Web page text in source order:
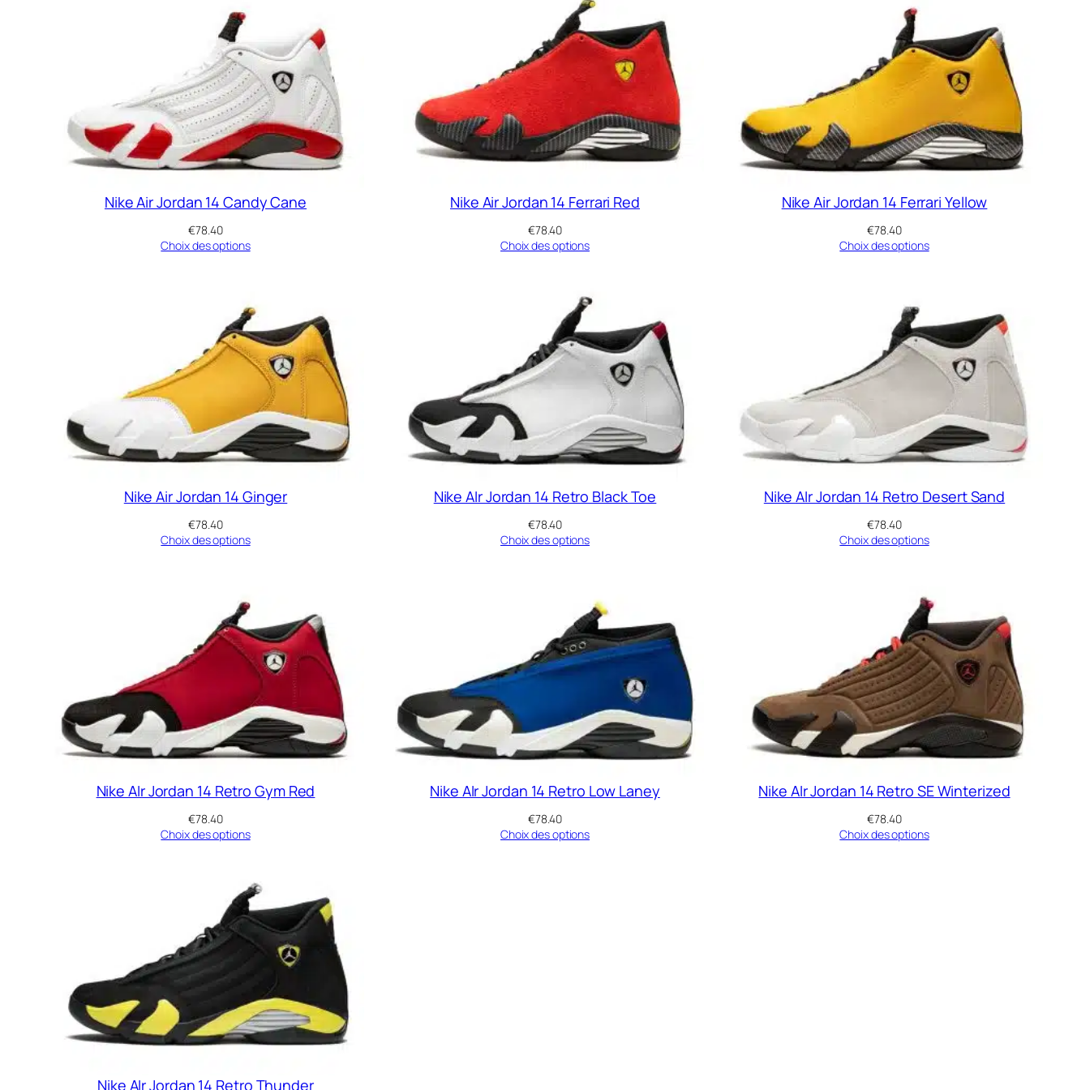
Nike Air Jordan 14 Candy Cane
€78.40
Choix des options
Nike Air Jordan 14 Ferrari Red
€78.40
Choix des options
Nike Air Jordan 14 Ferrari Yellow
€78.40
Choix des options
Nike Air Jordan 14 Ginger
€78.40
Choix des options
Nike AIr Jordan 14 Retro Black Toe
€78.40
Choix des options
Nike AIr Jordan 14 Retro Desert Sand
€78.40
Choix des options
Nike AIr Jordan 14 Retro Gym Red
€78.40
Choix des options
Nike AIr Jordan 14 Retro Low Laney
€78.40
Choix des options
Nike AIr Jordan 14 Retro SE Winterized
€78.40
Choix des options
Nike AIr Jordan 14 Retro Thunder